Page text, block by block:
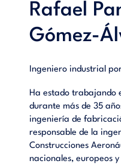
Rafael
Gómez-
Ingeniero industrial
Ha estado trabajando
durante más de 35
ingeniería de
responsable de la
Construcciones
nacionales, europeos